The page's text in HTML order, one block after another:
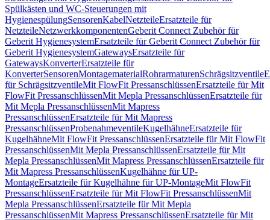
Spülkästen und WC-Steuerungen mit
HygienespülungSensorenKabelNetzteileErsatzteile für
NetzteileNetzwerkkomponentenGeberit Connect Zubehör für
Geberit HygienesystemErsatzteile für Geberit Connect Zubehör für
Geberit HygienesystemGatewaysErsatzteile für
GatewaysKonverterErsatzteile für
KonverterSensorenMontagematerialRohrarmaturenSchrägsitzventile
für SchrägsitzventileMit FlowFit PressanschlüssenErsatzteile für Mit
FlowFit PressanschlüssenMit Mepla PressanschlüssenErsatzteile für
Mit Mepla PressanschlüssenMit Mapress
PressanschlüssenErsatzteile für Mit Mapress
PressanschlüssenProbenahmeventileKugelhähneErsatzteile für
KugelhähneMit FlowFit PressanschlüssenErsatzteile für Mit FlowFit
PressanschlüssenMit Mepla PressanschlüssenErsatzteile für Mit
Mepla PressanschlüssenMit Mapress PressanschlüssenErsatzteile für
Mit Mapress PressanschlüssenKugelhähne für UP-
MontageErsatzteile für Kugelhähne für UP-MontageMit FlowFit
PressanschlüssenErsatzteile für Mit FlowFit PressanschlüssenMit
Mepla PressanschlüssenErsatzteile für Mit Mepla
PressanschlüssenMit Mapress PressanschlüssenErsatzteile für Mit